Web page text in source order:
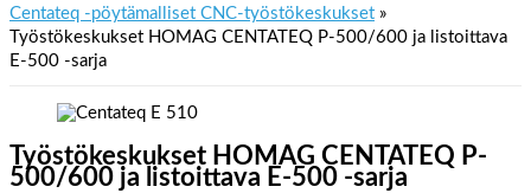
Centateq -pöytämalliset CNC-työstökeskukset
Työstökeskukset HOMAG CENTATEQ P-500/600 ja listoittava
E-500 -sarja
Työstökeskukset HOMAG CENTATEQ P-
500/600 ja listoittava E-500 -sarja